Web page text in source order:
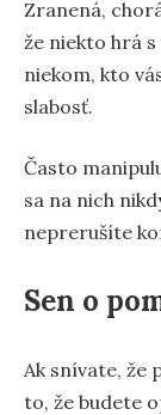
Zranená,
že niekto hrá
niekom, kto
slabosť.
Často
sa na nich
neprerušíte
Sen o
Ak snívate, že
to, že budete